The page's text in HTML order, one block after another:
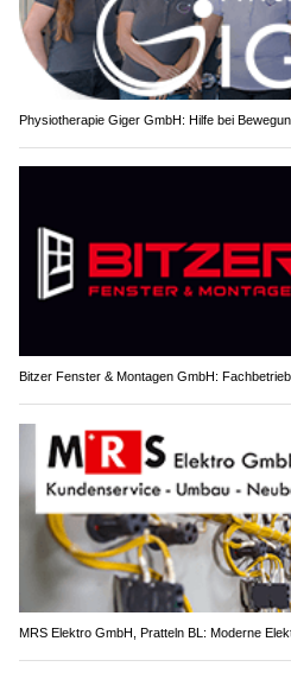
Physiotherapie Giger GmbH: Hilfe bei
Bitzer Fenster & Montagen GmbH:
MRS Elektro GmbH, Pratteln BL: Moderne